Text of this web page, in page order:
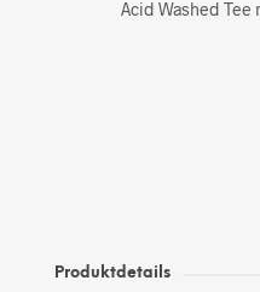
Acid Washed
Produktdetails